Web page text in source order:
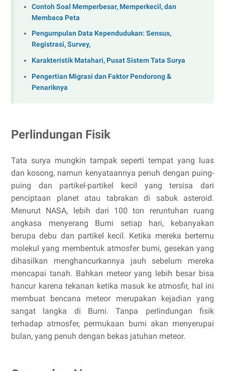
Contoh Soal Memperbesar, Memperkecil, dan
Membaca Peta
Pengumpulan Data Kependudukan: Sensus,
Registrasi, Survey,
Karakteristik Matahari, Pusat Sistem Tata Surya
Pengertian Migrasi dan Faktor Pendorong &
Penariknya
Perlindungan Fisik
Tata surya mungkin tampak seperti tempat yang luas
dan kosong, namun kenyataannya penuh dengan puing-
puing dan partikel-partikel kecil yang tersisa dari
penciptaan planet atau tabrakan di sabuk asteroid.
Menurut NASA, lebih dari 100 ton reruntuhan ruang
angkasa menyerang Bumi setiap hari, kebanyakan
berupa debu dan partikel kecil. Ketika mereka bertemu
molekul yang membentuk atmosfer bumi, gesekan yang
dihasilkan menghancurkannya jauh sebelum mereka
mencapai tanah. Bahkan meteor yang lebih besar bisa
hancur karena tekanan ketika masuk ke atmosfir, hal ini
membuat bencana meteor merupakan kejadian yang
sangat langka di Bumi. Tanpa perlindungan fisik
terhadap atmosfer, permukaan bumi akan menyerupai
bulan, yang penuh dengan bekas jatuhan meteor.